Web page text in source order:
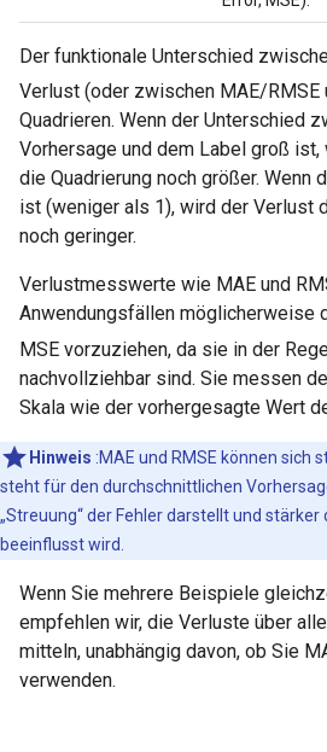
Der funktionale Unterschied
Verlust (oder zwischen MAE/RMSE
Quadrieren. Wenn der Unterschied
Vorhersage und dem Label groß
die Quadrierung noch größer. Wenn
ist (weniger als 1), wird der Verlust
noch geringer.
Verlustmesswerte wie MAE und
Anwendungsfällen möglicherweise
MSE vorzuziehen, da sie in der
nachvollziehbar sind. Sie messen
Skala wie der vorhergesagte Wert
Hinweis :MAE und RMSE können sich
steht für den durchschnittlichen
„Streuung“ der Fehler darstellt und
beeinflusst wird.
Wenn Sie mehrere Beispiele
empfehlen wir, die Verluste über
mitteln, unabhängig davon, ob Sie
verwenden.